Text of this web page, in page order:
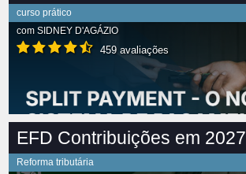
curso prático
com SIDNEY D'AGÁZIO
459 avaliações
EFD Contribuições em 2027
Reforma tributária